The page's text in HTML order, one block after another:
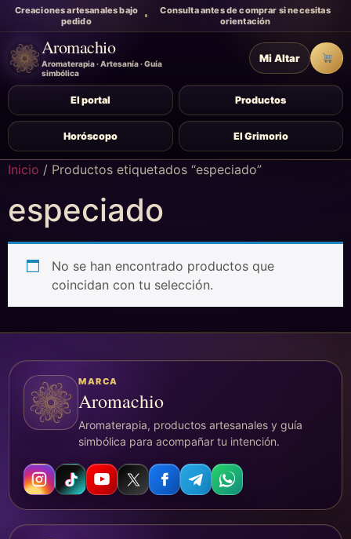
Creaciones artesanales bajo
pedido
Consulta antes de comprar si necesitas
orientación
Aromachio
Aromaterapia · Artesanía · Guía
simbólica
El portal Productos
Horóscopo El Grimorio
Mi Altar
Inicio / Productos etiquetados “especiado”
especiado
No se han encontrado productos que
coincidan con tu selección.
MARCA
Aromachio
Aromaterapia, productos artesanales y guía
simbólica para acompañar tu intención.